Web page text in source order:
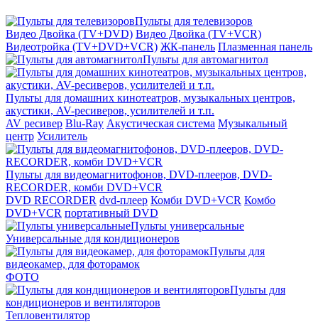
Пульты для телевизоров
Видео Двойка (TV+DVD) Видео Двойка (TV+VCR)
Видеотройка (TV+DVD+VCR) ЖК-панель Плазменная панель
Пульты для автомагнитол
Пульты для домашних кинотеатров, музыкальных центров,
акустики, AV-ресиверов, усилителей и т.п.
AV ресивер Blu-Ray Акустическая система Музыкальный
центр Усилитель
Пульты для видеомагнитофонов, DVD-плееров, DVD-
RECORDER, комби DVD+VCR
DVD RECORDER dvd-плеер Комби DVD+VCR Комбо
DVD+VCR портативный DVD
Пульты универсальные
Универсальные для кондиционеров
Пульты для
видеокамер, для фоторамок
ФОТО
Пульты для
кондиционеров и вентиляторов
Тепловентилятор